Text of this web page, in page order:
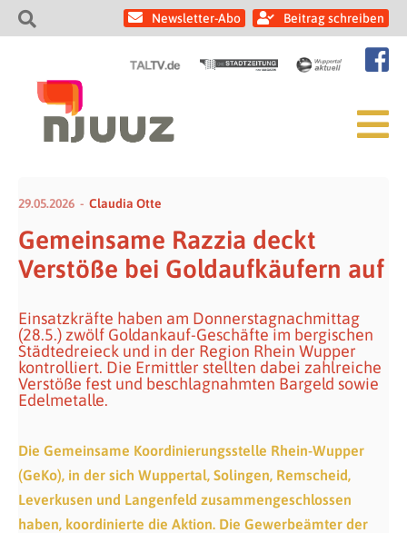
Newsletter-Abo Beitrag schreiben
29.05.2026 Claudia Otte
Gemeinsame Razzia deckt
Verstöße bei Goldaufkäufern auf
Einsatzkräfte haben am Donnerstagnachmittag
(28.5.) zwölf Goldankauf-Geschäfte im bergischen
Städtedreieck und in der Region Rhein Wupper
kontrolliert. Die Ermittler stellten dabei zahlreiche
Verstöße fest und beschlagnahmten Bargeld sowie
Edelmetalle.
Die Gemeinsame Koordinierungsstelle Rhein-Wupper
(GeKo), in der sich Wuppertal, Solingen, Remscheid,
Leverkusen und Langenfeld zusammengeschlossen
haben, koordinierte die Aktion. Die Gewerbeämter der